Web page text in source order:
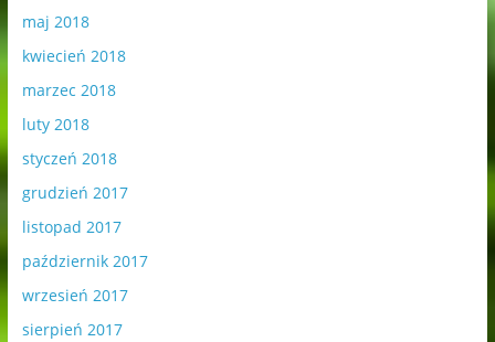
maj 2018
kwiecień 2018
marzec 2018
luty 2018
styczeń 2018
grudzień 2017
listopad 2017
październik 2017
wrzesień 2017
sierpień 2017